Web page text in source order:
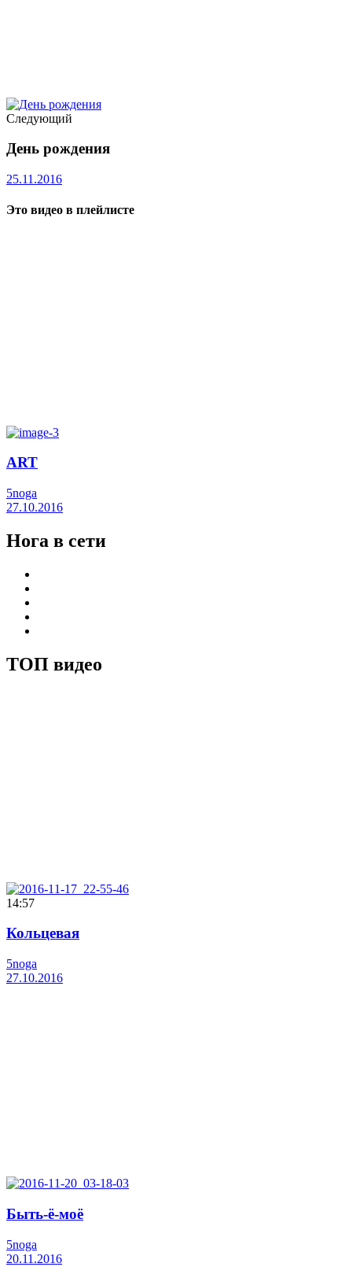
Следующий
День рождения
25.11.2016
Это видео в плейлисте
ART
5noga
27.10.2016
Нога в сети
ТОП видео
14:57
Кольцевая
5noga
27.10.2016
Быть-ё-моё
5noga
20.11.2016